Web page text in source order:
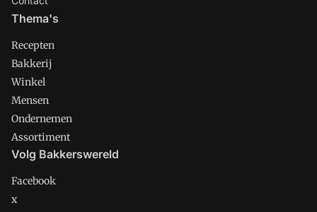
Thema's
Recepten
Bakkerij
Winkel
Mensen
Ondernemen
Assortiment
Volg Bakkerswereld
Facebook
x